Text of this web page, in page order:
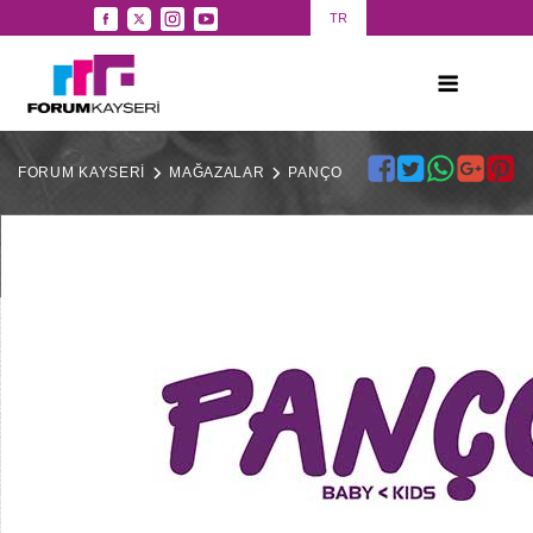
TR
FORUM KAYSERİ MAĞAZALAR PANÇO